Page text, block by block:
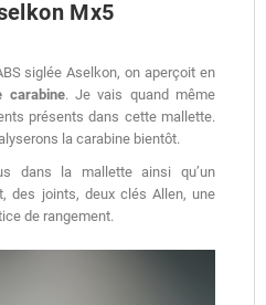
Mx5
siglée Aselkon, on aperçoit en
carabine. Je vais quand même
présents dans cette mallette.
la carabine bientôt.
dans la mallette ainsi qu’un
des joints, deux clés Allen, une
de rangement.